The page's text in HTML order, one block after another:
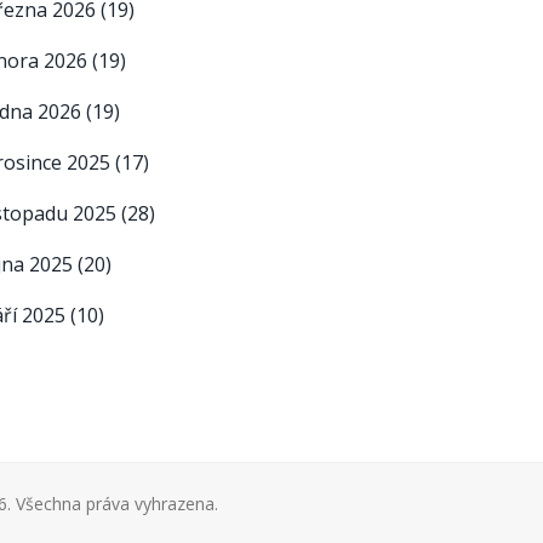
2026 (19)
2026 (19)
2026 (19)
2025 (17)
2025 (28)
2025 (20)
2025 (10)
Všechna práva vyhrazena.